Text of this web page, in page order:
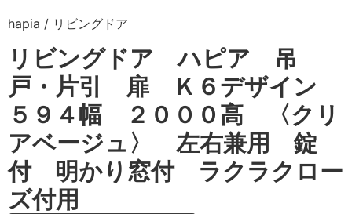
hapia / リビングドア
リビングドア ハピア 吊
戸・片引 扉 Ｋ６デザイン
５９４幅 ２０００高 〈クリ
アベージュ〉 左右兼用 錠
付 明かり窓付 ラクラクロー
ズ付用